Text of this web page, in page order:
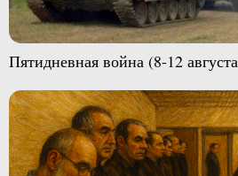
Пятидневная война (8-12